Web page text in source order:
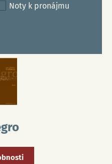
Noty k pronájmu